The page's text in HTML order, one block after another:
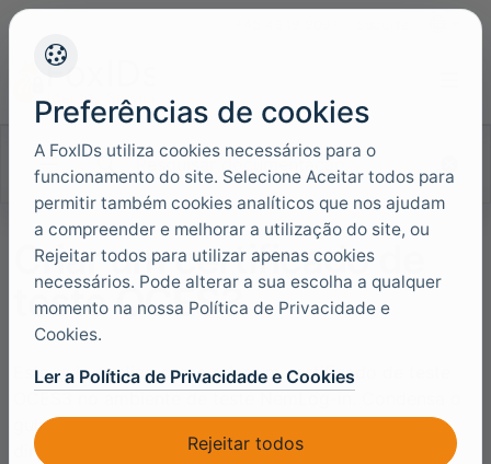
Idiomas
Pesquisar documentação
Criar um certificado de
teste OCES3
Este guia explica como criar um certificado de teste
guia dinamarques e usa as capturas de ecra em
dinamarques.
Preferências de cookies
A FoxIDs utiliza cookies necessários para o
funcionamento do site. Selecione Aceitar todos para
permitir também cookies analíticos que nos ajudam
a compreender e melhorar a utilização do site, ou
Rejeitar todos para utilizar apenas cookies
necessários. Pode alterar a sua escolha a qualquer
momento na nossa Política de Privacidade e
Cookies.
Ler a Política de Privacidade e Cookies
Rejeitar todos